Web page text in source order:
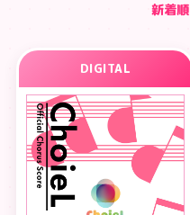
新着順
DIGITAL